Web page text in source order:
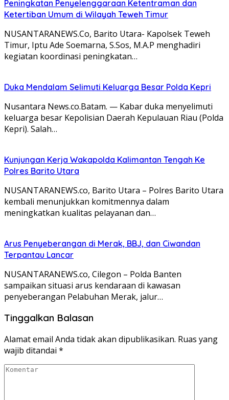
Peningkatan Penyelenggaraan Ketentraman dan
Ketertiban Umum di Wilayah Teweh Timur
NUSANTARANEWS.Co, Barito Utara- Kapolsek Teweh
Timur, Iptu Ade Soemarna, S.Sos, M.A.P menghadiri
kegiatan koordinasi peningkatan…
Duka Mendalam Selimuti Keluarga Besar Polda Kepri
Nusantara News.co.Batam. — Kabar duka menyelimuti
keluarga besar Kepolisian Daerah Kepulauan Riau (Polda
Kepri). Salah…
Kunjungan Kerja Wakapolda Kalimantan Tengah Ke
Polres Barito Utara
NUSANTARANEWS.co, Barito Utara – Polres Barito Utara
kembali menunjukkan komitmennya dalam
meningkatkan kualitas pelayanan dan…
Arus Penyeberangan di Merak, BBJ, dan Ciwandan
Terpantau Lancar
NUSANTARANEWS.co, Cilegon – Polda Banten
sampaikan situasi arus kendaraan di kawasan
penyeberangan Pelabuhan Merak, jalur…
Tinggalkan Balasan
Alamat email Anda tidak akan dipublikasikan. Ruas yang
wajib ditandai *